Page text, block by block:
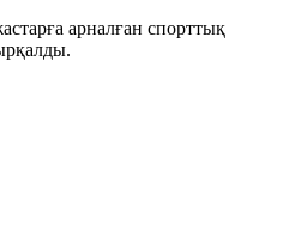
арналған спорттық